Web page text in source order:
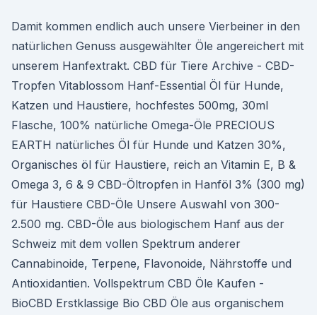
Damit kommen endlich auch unsere Vierbeiner in den
natürlichen Genuss ausgewählter Öle angereichert mit
unserem Hanfextrakt. CBD für Tiere Archive - CBD-
Tropfen Vitablossom Hanf-Essential Öl für Hunde,
Katzen und Haustiere, hochfestes 500mg, 30ml
Flasche, 100% natürliche Omega-Öle PRECIOUS
EARTH natürliches Öl für Hunde und Katzen 30%,
Organisches öl für Haustiere, reich an Vitamin E, B &
Omega 3, 6 & 9 CBD-Öltropfen in Hanföl 3% (300 mg)
für Haustiere CBD-Öle Unsere Auswahl von 300-
2.500 mg. CBD-Öle aus biologischem Hanf aus der
Schweiz mit dem vollen Spektrum anderer
Cannabinoide, Terpene, Flavonoide, Nährstoffe und
Antioxidantien. Vollspektrum CBD Öle Kaufen -
BioCBD Erstklassige Bio CBD Öle aus organischem